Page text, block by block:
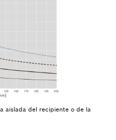
aislada del recipiente o de la